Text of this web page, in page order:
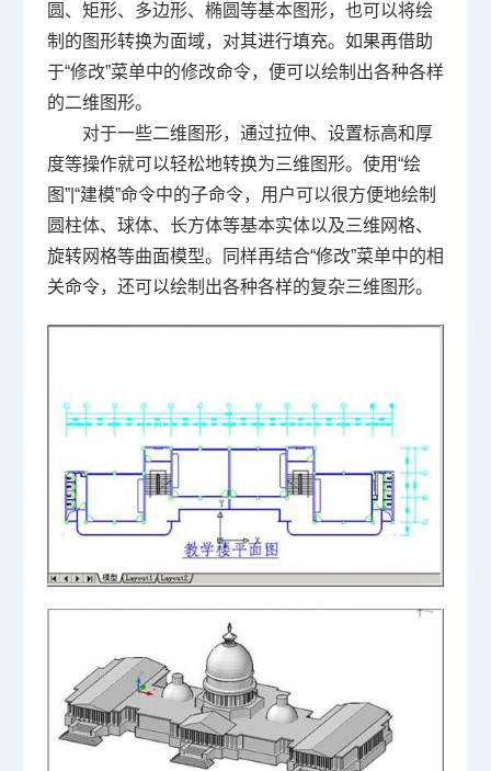
圆、矩形、多边形、椭圆等基本图形，也可以将绘
制的图形转换为面域，对其进行填充。如果再借助
于“修改”菜单中的修改命令，便可以绘制出各种各样
的二维图形。
对于一些二维图形，通过拉伸、设置标高和厚
度等操作就可以轻松地转换为三维图形。使用“绘
图”|“建模”命令中的子命令，用户可以很方便地绘制
圆柱体、球体、长方体等基本实体以及三维网格、
旋转网格等曲面模型。同样再结合“修改”菜单中的相
关命令，还可以绘制出各种各样的复杂三维图形。